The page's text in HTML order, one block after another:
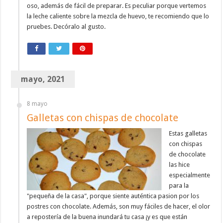
oso, además de fácil de preparar. Es peculiar porque vertemos
la leche caliente sobre la mezcla de huevo, te recomiendo que lo
pruebes. Decóralo al gusto.
mayo, 2021
8 mayo
Galletas con chispas de chocolate
Estas galletas
con chispas
de chocolate
las hice
especialmente
para la
"pequeña de la casa", porque siente auténtica pasion por los
postres con chocolate. Además, son muy fáciles de hacer, el olor
a repostería de la buena inundará tu casa ¡y es que están